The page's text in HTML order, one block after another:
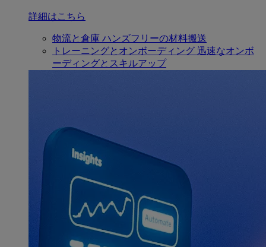
詳細はこちら
物流と倉庫 ハンズフリーの材料搬送
トレーニングとオンボーディング 迅速なオンボ
ーディングとスキルアップ